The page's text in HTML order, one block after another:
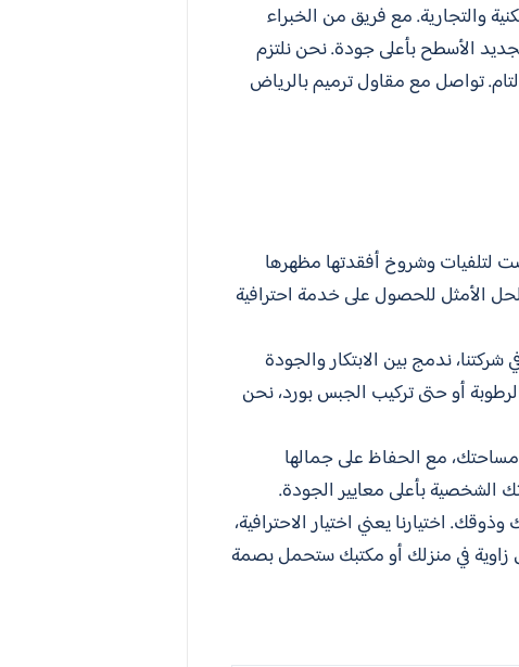
والتجارية. مع فريق من الخبراء
الأسطح بأعلى جودة. نحن نلتزم
تواصل مع مقاول ترميم بالرياض
لتلفيات وشروخ أفقدتها مظهرها
الأمثل للحصول على خدمة احترافية
ندمج بين الابتكار والجودة
أو حتى تركيب الجبس بورد، نحن
مع الحفاظ على جمالها
الشخصية بأعلى معايير الجودة.
اختيارنا يعني اختيار الاحترافية،
في منزلك أو مكتبك ستحمل بصمة